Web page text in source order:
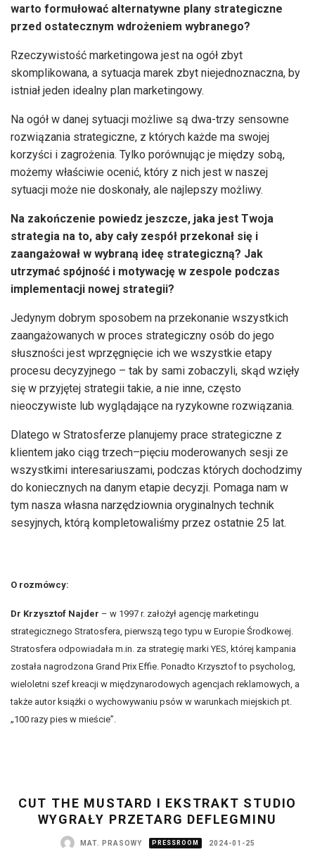
warto formułować alternatywne plany strategiczne
przed ostatecznym wdrożeniem wybranego?
Rzeczywistość marketingowa jest na ogół zbyt
skomplikowana, a sytuacja marek zbyt niejednoznaczna, by
istniał jeden idealny plan marketingowy.
Na ogół w danej sytuacji możliwe są dwa-trzy sensowne
rozwiązania strategiczne, z których każde ma swojej
korzyści i zagrożenia. Tylko porównując je między sobą,
możemy właściwie ocenić, który z nich jest w naszej
sytuacji może nie doskonały, ale najlepszy możliwy.
Na zakończenie powiedz jeszcze, jaka jest Twoja
strategia na to, aby cały zespół przekonał się i
zaangażował w wybraną ideę strategiczną? Jak
utrzymać spójność i motywację w zespole podczas
implementacji nowej strategii?
Jedynym dobrym sposobem na przekonanie wszystkich
zaangażowanych w proces strategiczny osób do jego
słuszności jest wprzęgnięcie ich we wszystkie etapy
procesu decyzyjnego – tak by sami zobaczyli, skąd wzięły
się w przyjętej strategii takie, a nie inne, często
nieoczywiste lub wyglądające na ryzykowne rozwiązania.
Dlatego w Stratosferze planujemy prace strategiczne z
klientem jako ciąg trzech–pięciu moderowanych sesji ze
wszystkimi interesariuszami, podczas których dochodzimy
do koniecznych na danym etapie decyzji. Pomaga nam w
tym nasza własna narzędziownia oryginalnych technik
sesyjnych, którą kompletowaliśmy przez ostatnie 25 lat.
O rozmówcy:
Dr Krzysztof Najder – w 1997 r. założył agencję marketingu
strategicznego Stratosfera, pierwszą tego typu w Europie Środkowej.
Stratosfera odpowiadała m.in. za strategię marki YES, której kampania
została nagrodzona Grand Prix Effie. Ponadto Krzysztof to psycholog,
wieloletni szef kreacji w międzynarodowych agencjach reklamowych, a
także autor książki o wychowywaniu psów w warunkach miejskich pt.
„100 razy pies w mieście”.
CUT THE MUSTARD I EKSTRAKT STUDIO
WYGRAŁY PRZETARG DEFLEGMINU
MAT. PRASOWY PRESSROOM 2024-01-25